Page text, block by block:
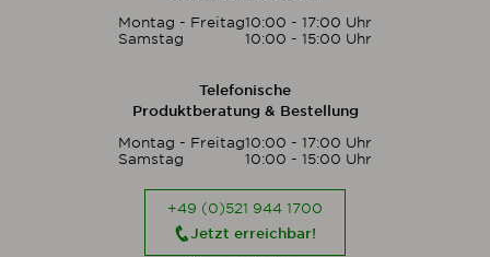
Montag - Freitag10:00 - 17:00 Uhr
Samstag
10:00 - 15:00 Uhr
Telefonische
Produktberatung & Bestellung
Montag - Freitag10:00 - 17:00 Uhr
Samstag
10:00 - 15:00 Uhr
+49 (0)521 944 1700
Jetzt erreichbar!